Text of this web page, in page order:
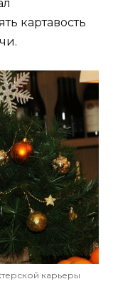
картавость
карьеры